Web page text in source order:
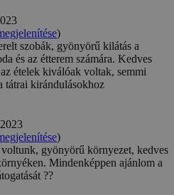
)
szobák, gyönyörű kilátás a
és az étterem számára. Kedves
ételek kiválóak voltak, semmi
tátrai kirándulásokhoz
)
gyönyörű környezet, kedves
Mindenképpen ajánlom a
??